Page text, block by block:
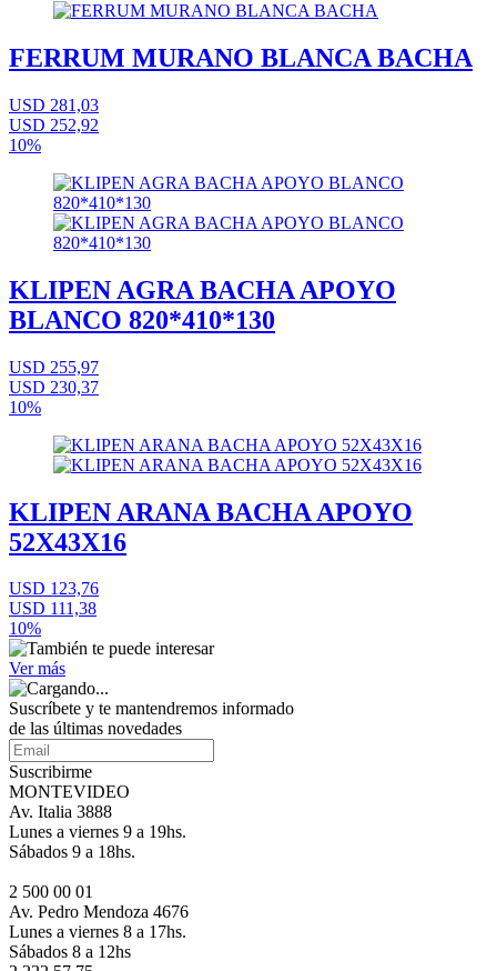
FERRUM MURANO BLANCA BACHA
USD 281,03
USD 252,92
10%
KLIPEN AGRA BACHA APOYO
BLANCO 820*410*130
USD 255,97
USD 230,37
10%
KLIPEN ARANA BACHA APOYO
52X43X16
USD 123,76
USD 111,38
10%
Ver más
Suscríbete y te mantendremos informado
de las últimas novedades
Suscribirme
MONTEVIDEO
Av. Italia 3888
Lunes a viernes 9 a 19hs.
Sábados 9 a 18hs.
2 500 00 01
Av. Pedro Mendoza 4676
Lunes a viernes 8 a 17hs.
Sábados 8 a 12hs